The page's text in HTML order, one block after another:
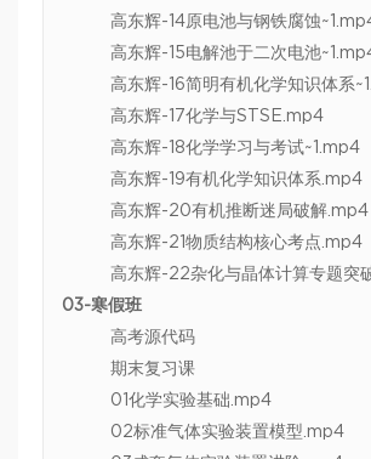
高东辉-14原电池与钢铁腐蚀
高东辉-15电解池于二次电池
高东辉-16简明有机化学知识体系
高东辉-17化学与STSE.mp4
高东辉-18化学学习与考试~1.mp4
高东辉-19有机化学知识体系.mp4
高东辉-20有机推断迷局破解.mp4
高东辉-21物质结构核心考点.mp4
高东辉-22杂化与晶体计算专题突
03-寒假班
高考源代码
期末复习课
01化学实验基础.mp4
02标准气体实验装置模型.mp4